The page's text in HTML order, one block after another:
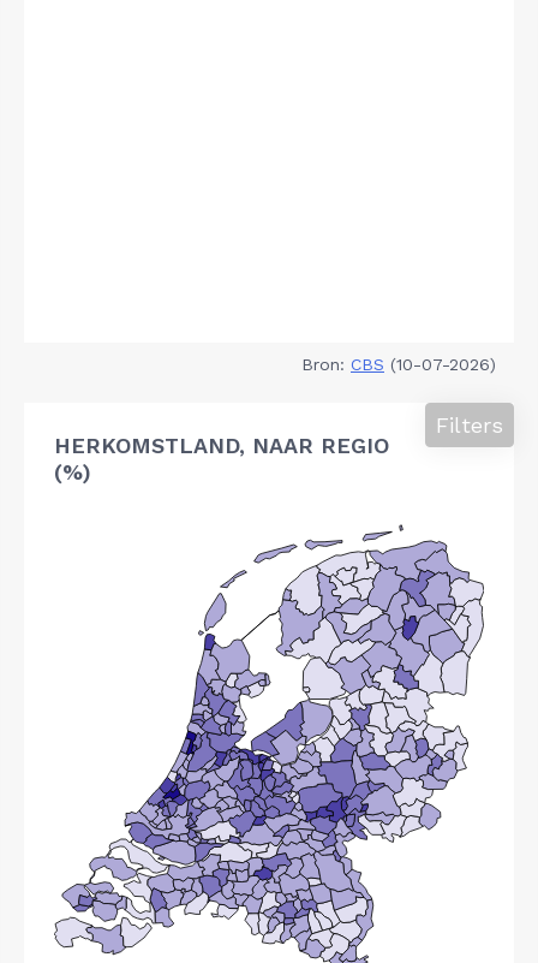
Bron: CBS (10-07-2026)
HERKOMSTLAND, NAAR REGIO
(%)
Filters